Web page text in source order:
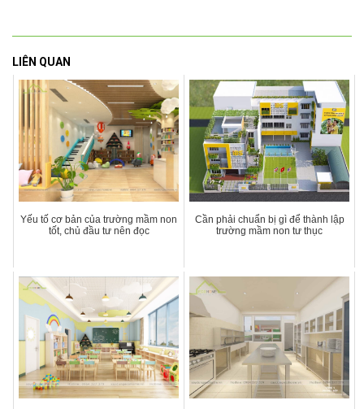
LIÊN QUAN
Yếu tố cơ bản của trường mầm non
tốt, chủ đầu tư nên đọc
Cần phải chuẩn bị gì để thành lập
trường mầm non tư thục